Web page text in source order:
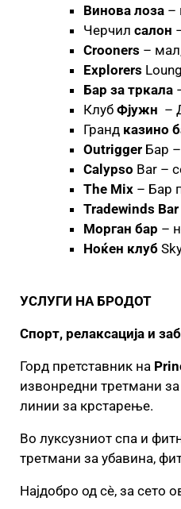
Винова лоза –
Черчил салон
Crooners –
Explorers
Бар за тркала
Клуб Фјужн –
Гранд казино
Outrigger Бар
Calypso Bar –
The Mix – Бар
Tradewinds Bar
Морган бар –
Ноќен клуб
УСЛУГИ НА БРОДОТ
Спорт, релаксација и
Горд претставник на
извонредни третмани за
линии за крстарење.
Во луксузниот спа и
третмани за убавина,
Најдобро од сè, за сето